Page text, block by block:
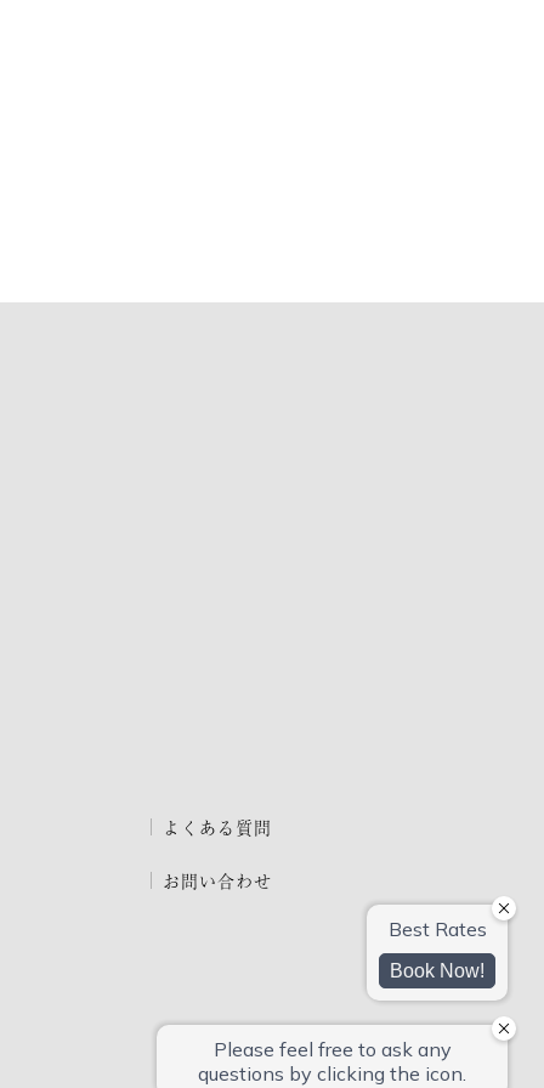
よくある質問
お問い合わせ